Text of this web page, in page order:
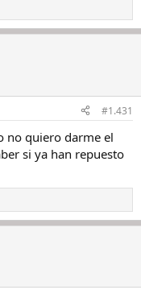
#1.431
no quiero darme el
si ya han repuesto